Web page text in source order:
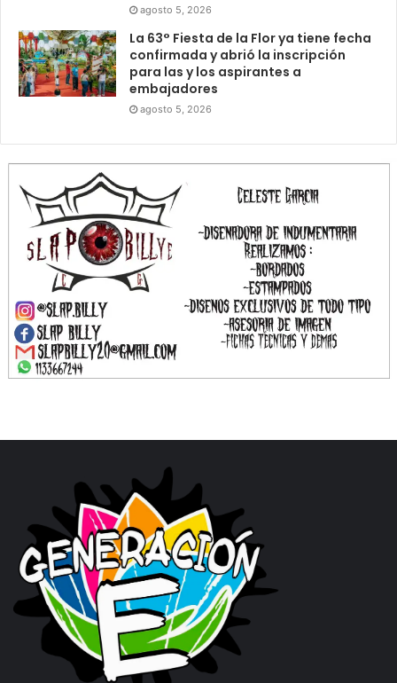
agosto 5, 2026
La 63° Fiesta de la Flor ya tiene fecha
confirmada y abrió la inscripción
para las y los aspirantes a
embajadores
agosto 5, 2026